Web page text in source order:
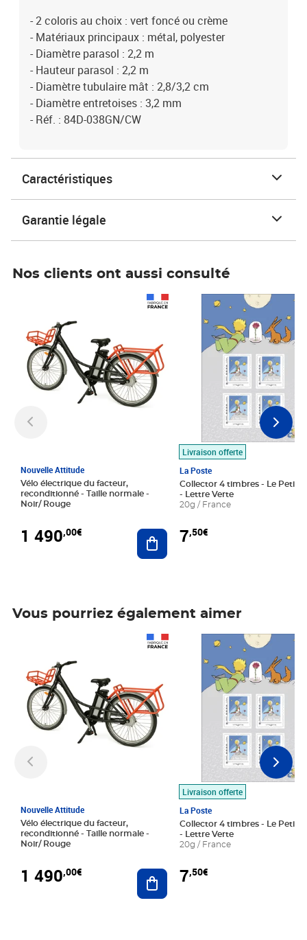
- 2 coloris au choix : vert foncé ou crème
- Matériaux principaux : métal, polyester
- Diamètre parasol : 2,2 m
- Hauteur parasol : 2,2 m
- Diamètre tubulaire mât : 2,8/3,2 cm
- Diamètre entretoises : 3,2 mm
- Réf. : 84D-038GN/CW
Caractéristiques
Garantie légale
Nos clients ont aussi consulté
Nouvelle Attitude
Vélo électrique du facteur,
reconditionné - Taille normale -
Noir/ Rouge
1 490,00€ Ajouter au panier
Livraison offerte
La Poste
Collector 4 timbres - Le Petit
- Lettre Verte
20g / France
7,50€
Prix 7,50€
Vous pourriez également aimer
Nouvelle Attitude
Vélo électrique du facteur,
reconditionné - Taille normale -
Noir/ Rouge
1 490,00€ Ajouter au panier
Livraison offerte
La Poste
Collector 4 timbres - Le Petit
- Lettre Verte
20g / France
7,50€
Prix 7,50€